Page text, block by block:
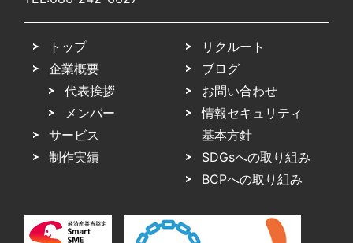
トップ
企業概要
代表挨拶
メンバー
サービス
制作実績
リクルート
ブログ
お問い合わせ
情報セキュリティ
基本方針
SDGsへの取り組み
BCPへの取り組み